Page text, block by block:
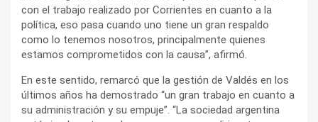
con el trabajo realizado por Corrientes en cuanto a la
política, eso pasa cuando uno tiene un gran respaldo
como lo tenemos nosotros, principalmente quienes
estamos comprometidos con la causa”, afirmó.
En este sentido, remarcó que la gestión de Valdés en los
últimos años ha demostrado “un gran trabajo en cuanto a
su administración y su empuje”. “La sociedad argentina